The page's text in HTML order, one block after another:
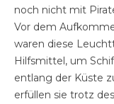
noch nicht mit
Vor dem
waren diese
Hilfsmittel, um
entlang der Küste
erfüllen sie trotz